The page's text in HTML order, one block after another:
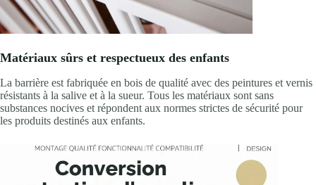
Matériaux sûrs et respectueux des enfants
La barrière est fabriquée en bois de qualité avec des peintures et vernis
résistants à la salive et à la sueur. Tous les matériaux sont sans
substances nocives et répondent aux normes strictes de sécurité pour
les produits destinés aux enfants.